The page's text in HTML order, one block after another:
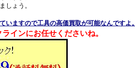
しょう。
いますので工具の高価買取が可能なんですよ。
インにお任せくださいね。